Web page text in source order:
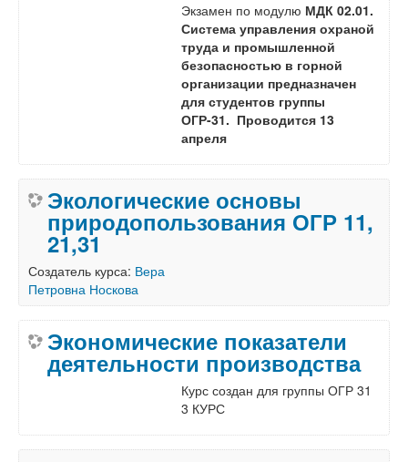
Экзамен по модулю МДК 02.01.
Система управления охраной
труда и промышленной
безопасностью в горной
организации предназначен
для студентов группы
ОГР-31. Проводится 13
апреля
Экологические основы
природопользования ОГР 11,
21,31
Создатель курса: Вера
Петровна Носкова
Экономические показатели
деятельности производства
Курс создан для группы ОГР 31
3 КУРС